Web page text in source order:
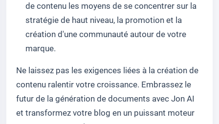
de contenu les moyens de se concentrer sur la
stratégie de haut niveau, la promotion et la
création d'une communauté autour de votre
marque.
Ne laissez pas les exigences liées à la création de
contenu ralentir votre croissance. Embrassez le
futur de la génération de documents avec Jon AI
et transformez votre blog en un puissant moteur